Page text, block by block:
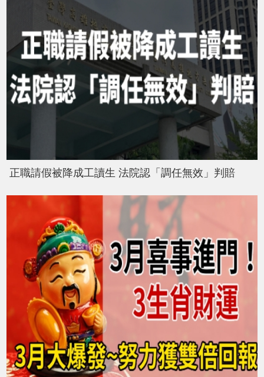
正職請假被降成工讀生 法院認「調任無效」判賠